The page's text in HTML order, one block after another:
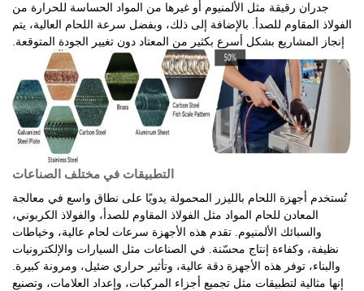
جدران رقيقة مثل الألمنيوم أو غيرها من المواد الحساسة للحرارة من
الفولاذ المقاوم للصدأ. بالإضافة إلى ذلك، وبفضل سرعة اللحام العالية، يتم
إنجاز المشاريع بشكل أسرع بكثير من المعتاد دون تغيير الجودة المتوقعة.
التطبيقات في مختلف الصناعات
تُستخدم أجهزة اللحام بالليزر المحمولة يدويًا على نطاق واسع في معالجة
المعادن للحام المواد مثل الفولاذ المقاوم للصدأ، والفولاذ الكربوني،
والسبائك الألمنيوم. تقدم هذه الأجهزة سرعات لحام عالية، وخياطات
نظيفة، وكفاءة إنتاج محسّنة. في الصناعات مثل السيارات والإلكترونيات
والبناء، توفر هذه الأجهزة دقة عالية، وتأثير حراري ضئيل، ومرونة كبيرة.
إنها مثالية لتطبيقات مثل تجميع أجزاء المركبات، وإعداد العلامات، وتصنيع